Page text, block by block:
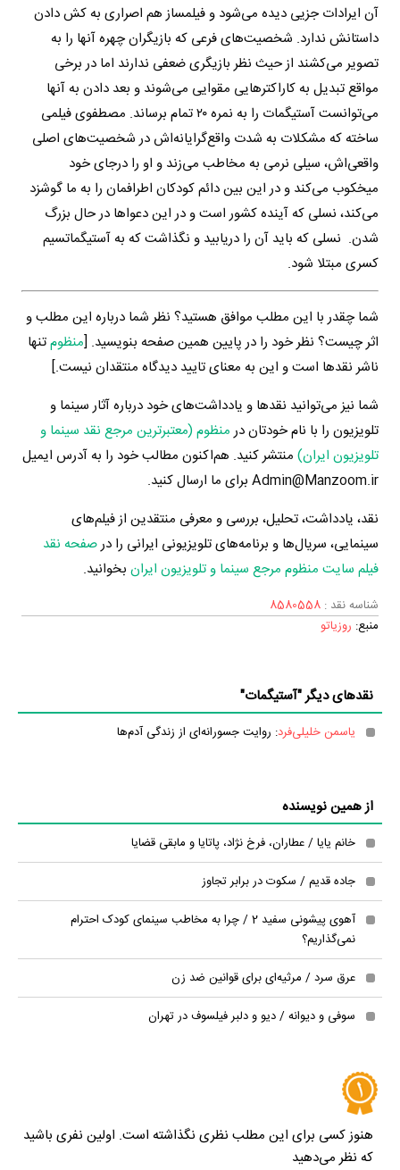
آن ایرادات جزیی دیده می‌شود و فیلمساز هم اصراری به کش دادن
داستانش ندارد. شخصیت‌های فرعی که بازیگران چهره آنها را به
تصویر می‌کشند از حیث نظر بازیگری ضعفی ندارند اما در برخی
مواقع تبدیل به کاراکترهایی مقوایی می‌شوند و بعد دادن به آنها
می‌توانست آستیگمات را به نمره ۲۰ تمام برساند. مصطفوی فیلمی
ساخته که مشکلات به شدت واقع‌گرایانه‌اش در شخصیت‌های اصلی
واقعی‌اش، سیلی نرمی به مخاطب می‌زند و او را درجای خود
میخکوب می‌کند و در این بین دائم کودکان اطرافمان را به ما گوشزد
می‌کند، نسلی که آینده کشور است و در این دعواها در حال بزرگ
شدن. نسلی که باید آن را دریابید و نگذاشت که به آستیگماتسیم
کسری مبتلا شود.
شما چقدر با این مطلب موافق هستید؟ نظر شما درباره این مطلب و
اثر چیست؟ نظر خود را در پایین همین صفحه بنویسید. [منظومتنها
ناشر نقدها است و این به معنای تایید دیدگاه منتقدان نیست.]
شما نیز می‌توانید نقدها و یادداشت‌های خود درباره آثار سینما و
تلویزیون را با نام خودتان در منظوم (معتبرترین مرجع نقد سینما و
تلویزیون ایران) منتشر کنید. هم‌اکنون مطالب خود را به آدرس ایمیل
Admin@Manzoom.ir برای ما ارسال کنید.
نقد، یادداشت، تحلیل، بررسی و معرفی منتقدین از فیلم‌های
سینمایی، سریال‌ها و برنامه‌های تلویزیونی ایرانی را درصفحه نقد
فیلم سایت منظوم مرجع سینما و تلویزیون ایران بخوانید.
شناسه نقد : 8580558
منبع: روزیاتو
نقدهای دیگر "آستیگمات"
یاسمن خلیلی‌فرد: روایت جسورانه‌ای از زندگی آدم‌ها
از همین نویسنده
خانم یایا / عطاران، فرخ نژاد، پاتایا و مابقی قضایا
جاده قدیم / سکوت در برابر تجاوز
آهوی پیشونی سفید 2 / چرا به مخاطب سینمای کودک احترام
نمی‌گذاریم؟
عرق سرد / مرثیه‌ای برای قوانین ضد زن
سوفی و ديوانه / دیو و دلبر فیلسوف در تهران
هنوز کسی برای این مطلب نظری نگذاشته است. اولین نفری باشید
که نظر می‌دهید